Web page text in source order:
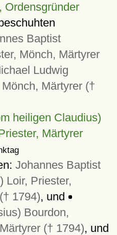
Ordensgründer
Baptist
Mönch, Märtyrer
Ludwig
Märtyrer (†
heiligen Claudius)
Märtyrer
Johannes Baptist
Loir, Priester,
1794), und
Bourdon,
(† 1794), und